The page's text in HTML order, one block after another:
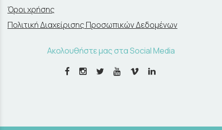
Όροι χρήσης
Πολιτική Διαχείρισης Προσωπικών Δεδομένων
Ακολουθήστε μας στα Social Media